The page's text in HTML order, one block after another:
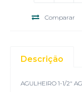
Comparar
Descrição
AGULHEIRO 1-1/2"